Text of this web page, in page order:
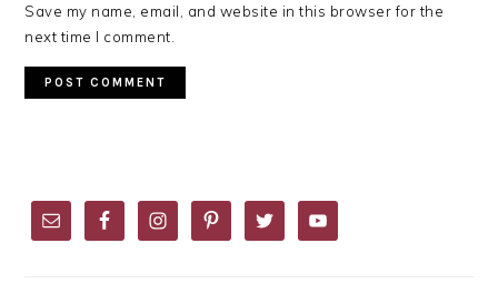
Save my name, email, and website in this browser for the
next time I comment.
SIDEBAR